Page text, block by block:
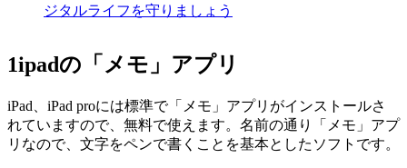
ジタルライフを守りましょう
1ipadの「メモ」アプリ
iPad、iPad proには標準で「メモ」アプリがインストールさ
れていますので、無料で使えます。名前の通り「メモ」アプ
リなので、文字をペンで書くことを基本としたソフトです。